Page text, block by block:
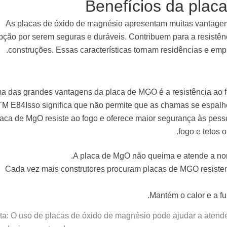
Benefícios da
As placas de óxido de magnésio apresentam muitas
por serem seguras e duráveis. Contribuem para a
construções. Essas características tornam residências e
das grandes vantagens da placa de MGO é a resistência ao
E84 Isso significa que não permite que as chamas se
de MgO resiste ao fogo e oferece maior segurança às
fogo e tetos
A placa de MgO não queima e atende a
Cada vez mais construtores procuram placas de MGO
Mantém o calor e a
O uso de placas de óxido de magnésio pode ajudar a